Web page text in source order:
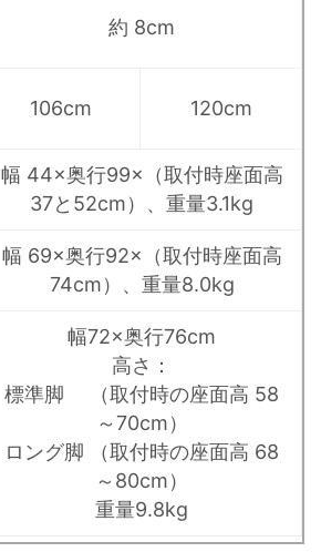
約 8cm
106cm 120cm
幅 44×奥行99×（取付時座面高
37と52cm）、重量3.1kg
幅 69×奥行92×（取付時座面高
74cm）、重量8.0kg
幅72×奥行76cm
高さ：
標準脚 （取付時の座面高 58
～70cm）
ロング脚 （取付時の座面高 68
～80cm）
重量9.8kg